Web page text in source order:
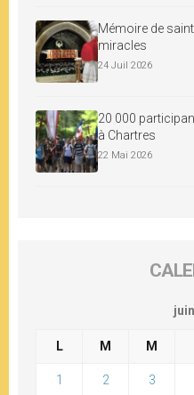
Mémoire de
miracles
24 Juil 2026
20 000
à Chartres
22 Mai 2026
L M M
1 2 3